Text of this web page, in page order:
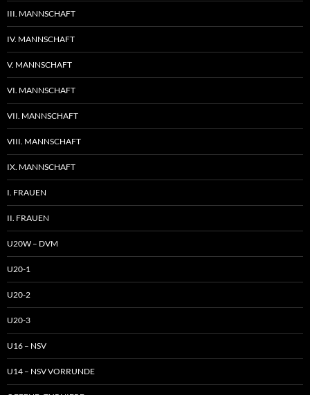
III. MANNSCHAFT
IV. MANNSCHAFT
V. MANNSCHAFT
VI. MANNSCHAFT
VII. MANNSCHAFT
VIII. MANNSCHAFT
IX. MANNSCHAFT
I. FRAUEN
II. FRAUEN
U20W – DVM
U20-1
U20-2
U20-3
U16 – NSV
U14 – NSV VORRUNDE